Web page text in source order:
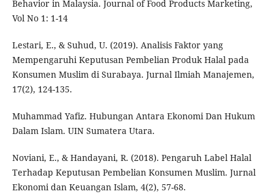
Behavior in Malaysia. Journal of Food Products Marketing,
Vol No 1: 1-14
Lestari, E., & Suhud, U. (2019). Analisis Faktor yang
Mempengaruhi Keputusan Pembelian Produk Halal pada
Konsumen Muslim di Surabaya. Jurnal Ilmiah Manajemen,
17(2), 124-135.
Muhammad Yafiz. Hubungan Antara Ekonomi Dan Hukum
Dalam Islam. UIN Sumatera Utara.
Noviani, E., & Handayani, R. (2018). Pengaruh Label Halal
Terhadap Keputusan Pembelian Konsumen Muslim. Jurnal
Ekonomi dan Keuangan Islam, 4(2), 57-68.